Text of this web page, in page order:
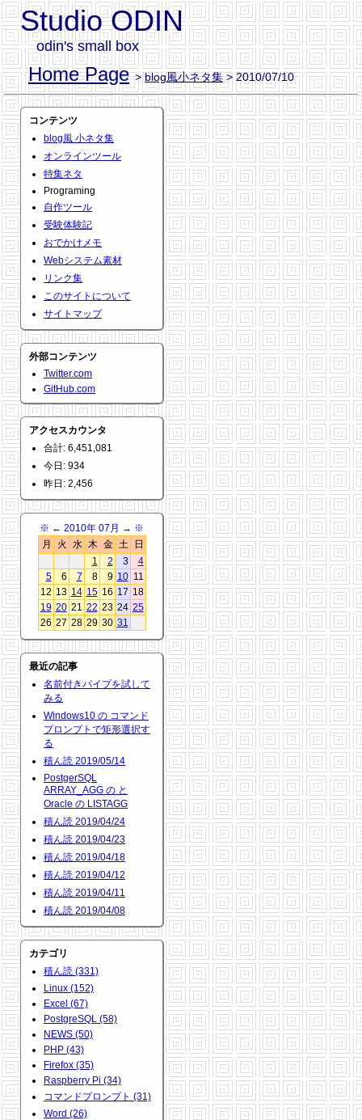
Studio ODIN
odin's small box
Home Page >blog風小ネタ集> 2010/07/10
コンテンツ
blog風 小ネタ集
オンラインツール
特集ネタ
Programing
自作ツール
受験体験記
おでかけメモ
Webシステム素材
リンク集
このサイトについて
サイトマップ
外部コンテンツ
Twitter.com
GitHub.com
アクセスカウンタ
合計: 6,451,081
今日: 934
昨日: 2,456
※ ← 2010年 07月 → ※
月
火 水 木 金 土
日
1
2 3
4
5
6 7 8 9 10 11
12 13 14 15 16 17 18
19 20 21 22 23 24 25
26 27 28 29 30 31
最近の記事
名前付きパイプを試して
みる
Windows10 の コマンド
プロンプトで矩形選択す
る
積ん読 2019/05/14
PostgerSQL
ARRAY_AGG の と
Oracle の LISTAGG
積ん読 2019/04/24
積ん読 2019/04/23
積ん読 2019/04/18
積ん読 2019/04/12
積ん読 2019/04/11
積ん読 2019/04/08
カテゴリ
積ん読 (331)
Linux (152)
Excel (67)
PostgreSQL (58)
NEWS (50)
PHP (43)
Firefox (35)
Raspberry Pi (34)
コマンドプロンプト (31)
Word (26)